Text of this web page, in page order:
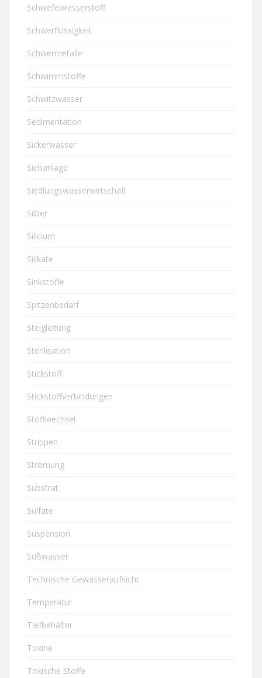
Schwefelwasserstoff
Schwerflüssigkeit
Schwermetalle
Schwimmstoffe
Schwitzwasser
Sedimentation
Sickerwasser
Siebanlage
Siedlungswasserwirtschaft
Silber
Silicium
Silikate
Sinkstoffe
Spitzenbedarf
Steigleitung
Sterilisation
Stickstoff
Stickstoffverbindungen
Stoffwechsel
Strippen
Strömung
Substrat
Sulfate
Suspension
Süßwasser
Technische Gewässeraufsicht
Temperatur
Tiefbehälter
Toxine
Toxische Stoffe